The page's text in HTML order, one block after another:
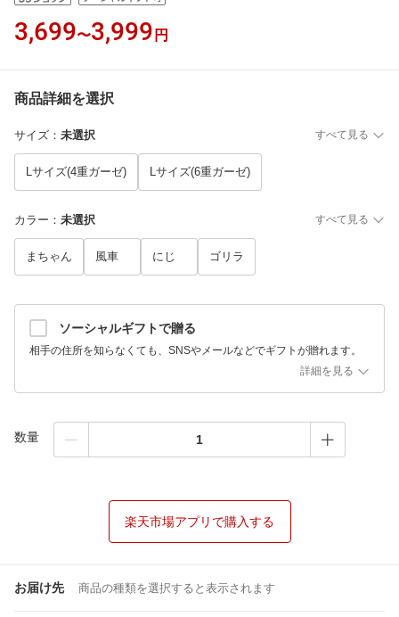
3,699〜3,999 円
商品詳細を選択
サイズ ： 未選択 すべて見る
Lサイズ(4重ガーゼ) Lサイズ(6重ガーゼ)
カラー ： 未選択 すべて見る
まちゃん 風車 にじ ゴリラ
ソーシャルギフトで贈る
相手の住所を知らなくても、SNSやメールなどでギフトが贈れます。
詳細を見る
数量
楽天市場アプリで購入する
お届け先 商品の種類を選択すると表示されます